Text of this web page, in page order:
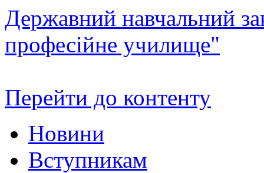
Державний навчальний
професійне училище"
Перейти до контенту
Новини
Вступникам